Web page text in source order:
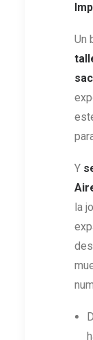
Un
Y
la